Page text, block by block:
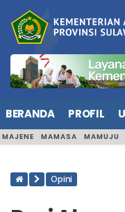
MAJENE MAMASA MAMUJU
Opini